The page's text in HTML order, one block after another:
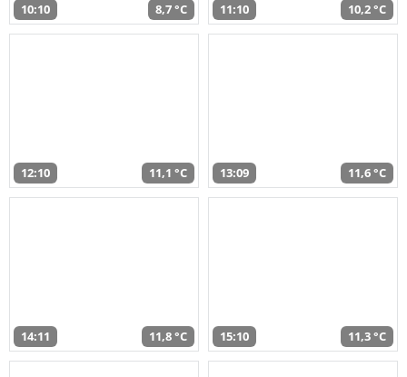
10:10 8,7 °C 11:10 10,2 °C
12:10 11,1 °C 13:09 11,6 °C
14:11 11,8 °C 15:10 11,3 °C